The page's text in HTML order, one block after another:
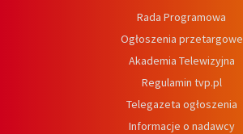
Rada Programowa
Ogłoszenia przetargowe
Akademia Telewizyjna
Regulamin tvp.pl
Telegazeta ogłoszenia
Informacje o nadawcy